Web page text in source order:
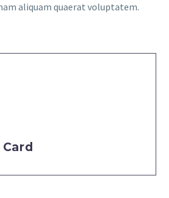
aliquam quaerat voluptatem.